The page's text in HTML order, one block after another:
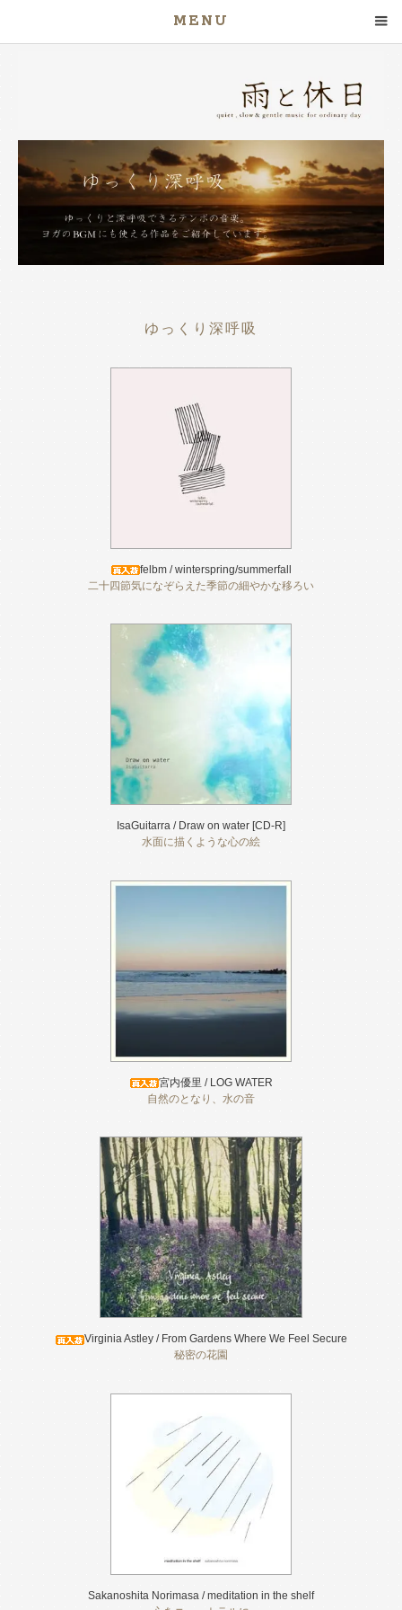
MENU
ゆっくり深呼吸
felbm / winterspring/summerfall
二十四節気になぞらえた季節の細やかな移ろい
IsaGuitarra / Draw on water [CD-R]
水面に描くような心の絵
宮内優里 / LOG WATER
自然のとなり、水の音
Virginia Astley / From Gardens Where We Feel Secure
秘密の花園
Sakanoshita Norimasa / meditation in the shelf